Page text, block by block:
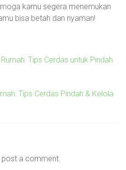
kamu segera menemukan
bisa betah dan nyaman!
Tips Cerdas untuk Pindah
Tips Cerdas Pindah & Kelola
a comment.